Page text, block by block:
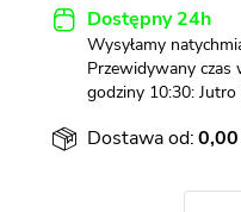
Dostępny 24h
Wysyłamy
Przewidywany czas
godziny 10:30:
Dostawa od:0,00